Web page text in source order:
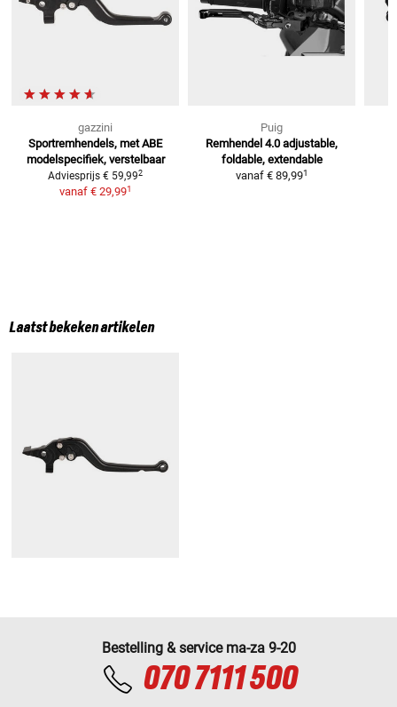
gazzini
Sportremhendels, met ABE
modelspecifiek, verstelbaar
Adviesprijs € 59,992
vanaf € 29,991
Puig
Remhendel 4.0 adjustable,
foldable, extendable
vanaf € 89,991
Laatst bekeken artikelen
Bestelling & service ma-za 9-20
070 7111 500